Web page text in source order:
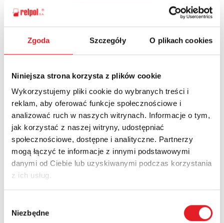
Zgoda Szczegóły O plikach cookies
Niniejsza strona korzysta z plików cookie
Wykorzystujemy pliki cookie do wybranych treści i
reklam, aby oferować funkcje społecznościowe i
analizować ruch w naszych witrynach. Informacje o tym,
jak korzystać z naszej witryny, udostępniać
społecznościowe, dostępne i analityczne. Partnerzy
mogą łączyć te informacje z innymi podstawowymi
danymi od Ciebie lub uzyskiwanymi podczas korzystania
z ich usług.
zgody
Niezbędne
Ask for the details of the offer
Email: *
Company:
Phone: